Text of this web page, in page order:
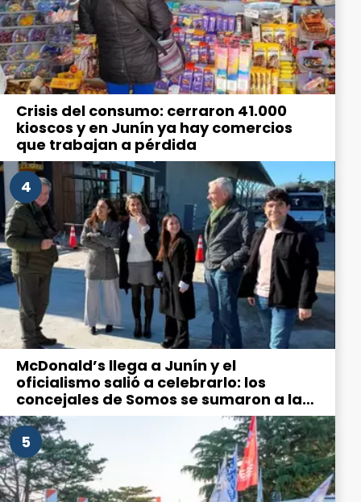
Crisis del consumo: cerraron 41.000
kioscos y en Junín ya hay comercios
que trabajan a pérdida
4
McDonald’s llega a Junín y el
oficialismo salió a celebrarlo: los
concejales de Somos se sumaron a la
“emoción” por la hamburguesería
5